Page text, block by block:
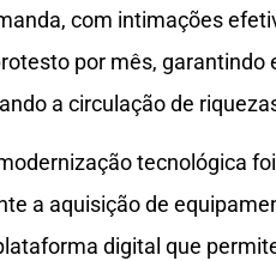
com intimações
por mês,
a circulação de
tecnológica
a aquisição de
digital que